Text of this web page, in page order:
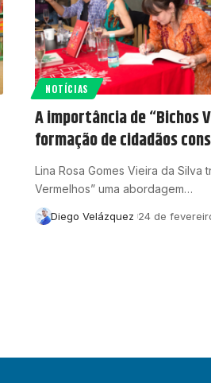
NOTÍCIAS
A importância de “Bichos
formação de cidadãos
Lina Rosa Gomes Vieira da Silva
Vermelhos” uma abordagem…
Diego Velázquez 24 de